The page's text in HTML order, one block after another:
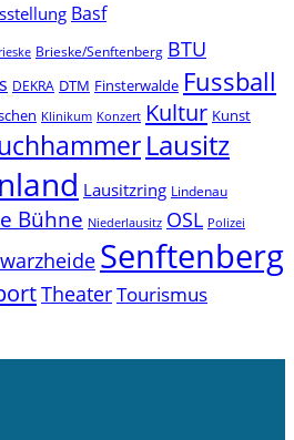
Basf
Brieske/Senftenberg BTU
DEKRA DTM Finsterwalde Fussball
Klinikum Konzert Kultur Kunst
Lausitz
Lausitzring Lindenau
Bühne Niederlausitz OSL Polizei
Senftenberg
TheaterTourismus